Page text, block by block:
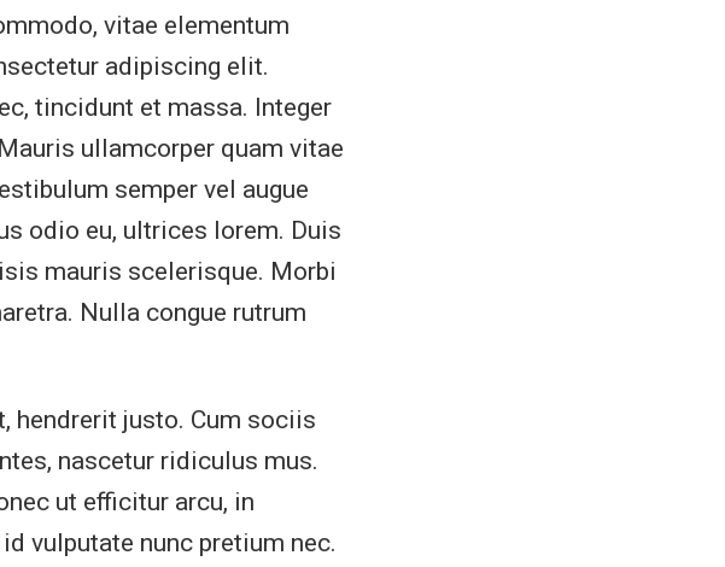
vitae elementum
adipiscing elit.
tincidunt et massa. Integer
ullamcorper quam vitae
semper vel augue
odio eu, ultrices lorem. Duis
mauris scelerisque. Morbi
Nulla congue rutrum
hendrerit justo. Cum sociis
nascetur ridiculus mus.
ut efficitur arcu, in
vulputate nunc pretium nec.